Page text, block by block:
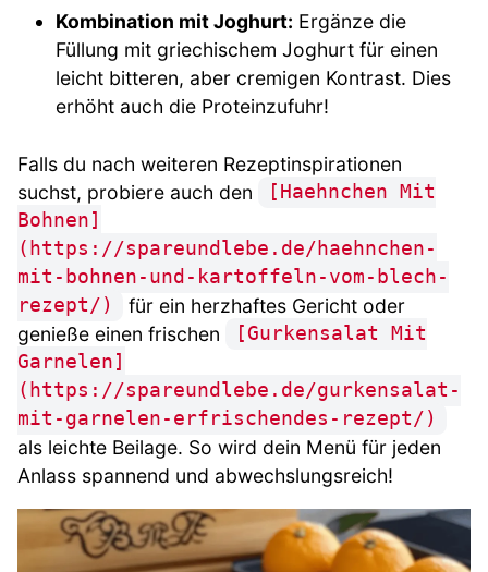
Kombination mit Joghurt: Ergänze die
Füllung mit griechischem Joghurt für einen
leicht bitteren, aber cremigen Kontrast. Dies
erhöht auch die Proteinzufuhr!
Falls du nach weiteren Rezeptinspirationen
suchst, probiere auch den
[Haehnchen Mit
Bohnen]
(https://spareundlebe.de/haehnchen-
mit-bohnen-und-kartoffeln-vom-blech-
rezept/)
für ein herzhaftes Gericht oder
genieße einen frischen
[Gurkensalat Mit
Garnelen]
(https://spareundlebe.de/gurkensalat-
mit-garnelen-erfrischendes-rezept/)
als leichte Beilage. So wird dein Menü für jeden
Anlass spannend und abwechslungsreich!